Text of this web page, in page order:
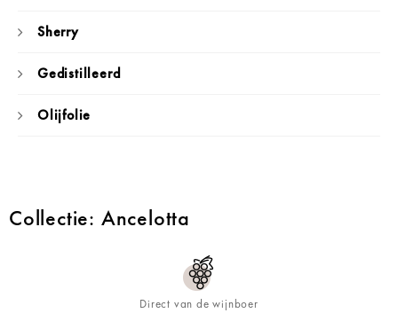
Sherry
Gedistilleerd
Olijfolie
Collectie: Ancelotta
Direct van de wijnboer